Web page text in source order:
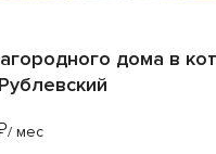
дома в
/ мес